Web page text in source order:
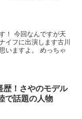
！ 今回なんですが天
イフに出演します古川
いますよ。 めっちゃ
歴！さやのモデル
で話題の人物